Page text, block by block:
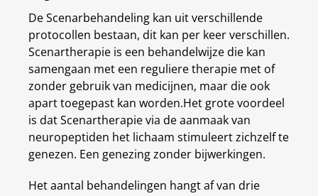
De Scenarbehandeling kan uit verschillende
protocollen bestaan, dit kan per keer verschillen.
Scenartherapie is een behandelwijze die kan
samengaan met een reguliere therapie met of
zonder gebruik van medicijnen, maar die ook
apart toegepast kan worden.Het grote voordeel
is dat Scenartherapie via de aanmaak van
neuropeptiden het lichaam stimuleert zichzelf te
genezen. Een genezing zonder bijwerkingen.
Het aantal behandelingen hangt af van drie